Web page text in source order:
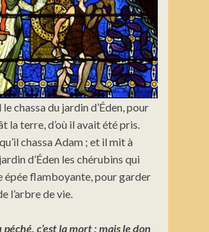
le chassa du jardin d’Éden, pour
la terre, d’où il avait été pris.
chassa Adam ; et il mit à
d’Éden les chérubins qui
épée flamboyante, pour garder
l’arbre de vie.
péché, c’est la mort ; mais le don